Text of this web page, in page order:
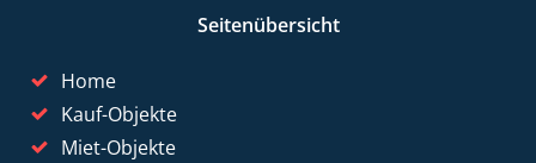
Seitenübersicht
Home
Kauf-Objekte
Miet-Objekte